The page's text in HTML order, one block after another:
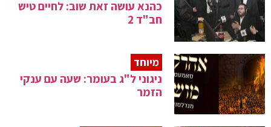
כהנא עושה זאת שוב: לחיים טיש
חב"ד 2
מיוחד
ניגוני ל"ג בעומר: שעה עם ענקי
הזמר